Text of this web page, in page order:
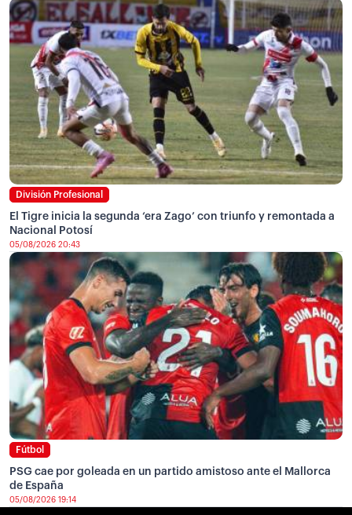
División Profesional
El Tigre inicia la segunda ‘era Zago’ con triunfo y remontada a
Nacional Potosí
05/08/2026 20:43
Fútbol
PSG cae por goleada en un partido amistoso ante el Mallorca
de España
05/08/2026 19:14